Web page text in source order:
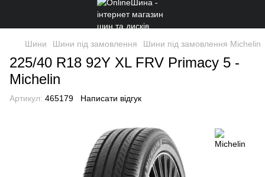
Шини Шини під замовлення Шини під замовлення Michelin
225/40 R18 92Y XL FRV Primacy 5 -
Michelin
Артикул: 465179 Написати відгук